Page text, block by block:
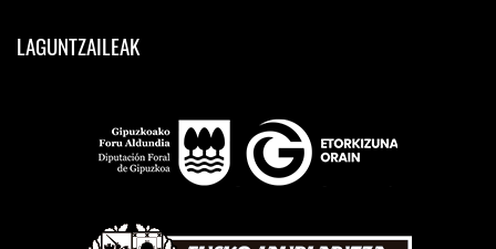
LAGUNTZAILEAK